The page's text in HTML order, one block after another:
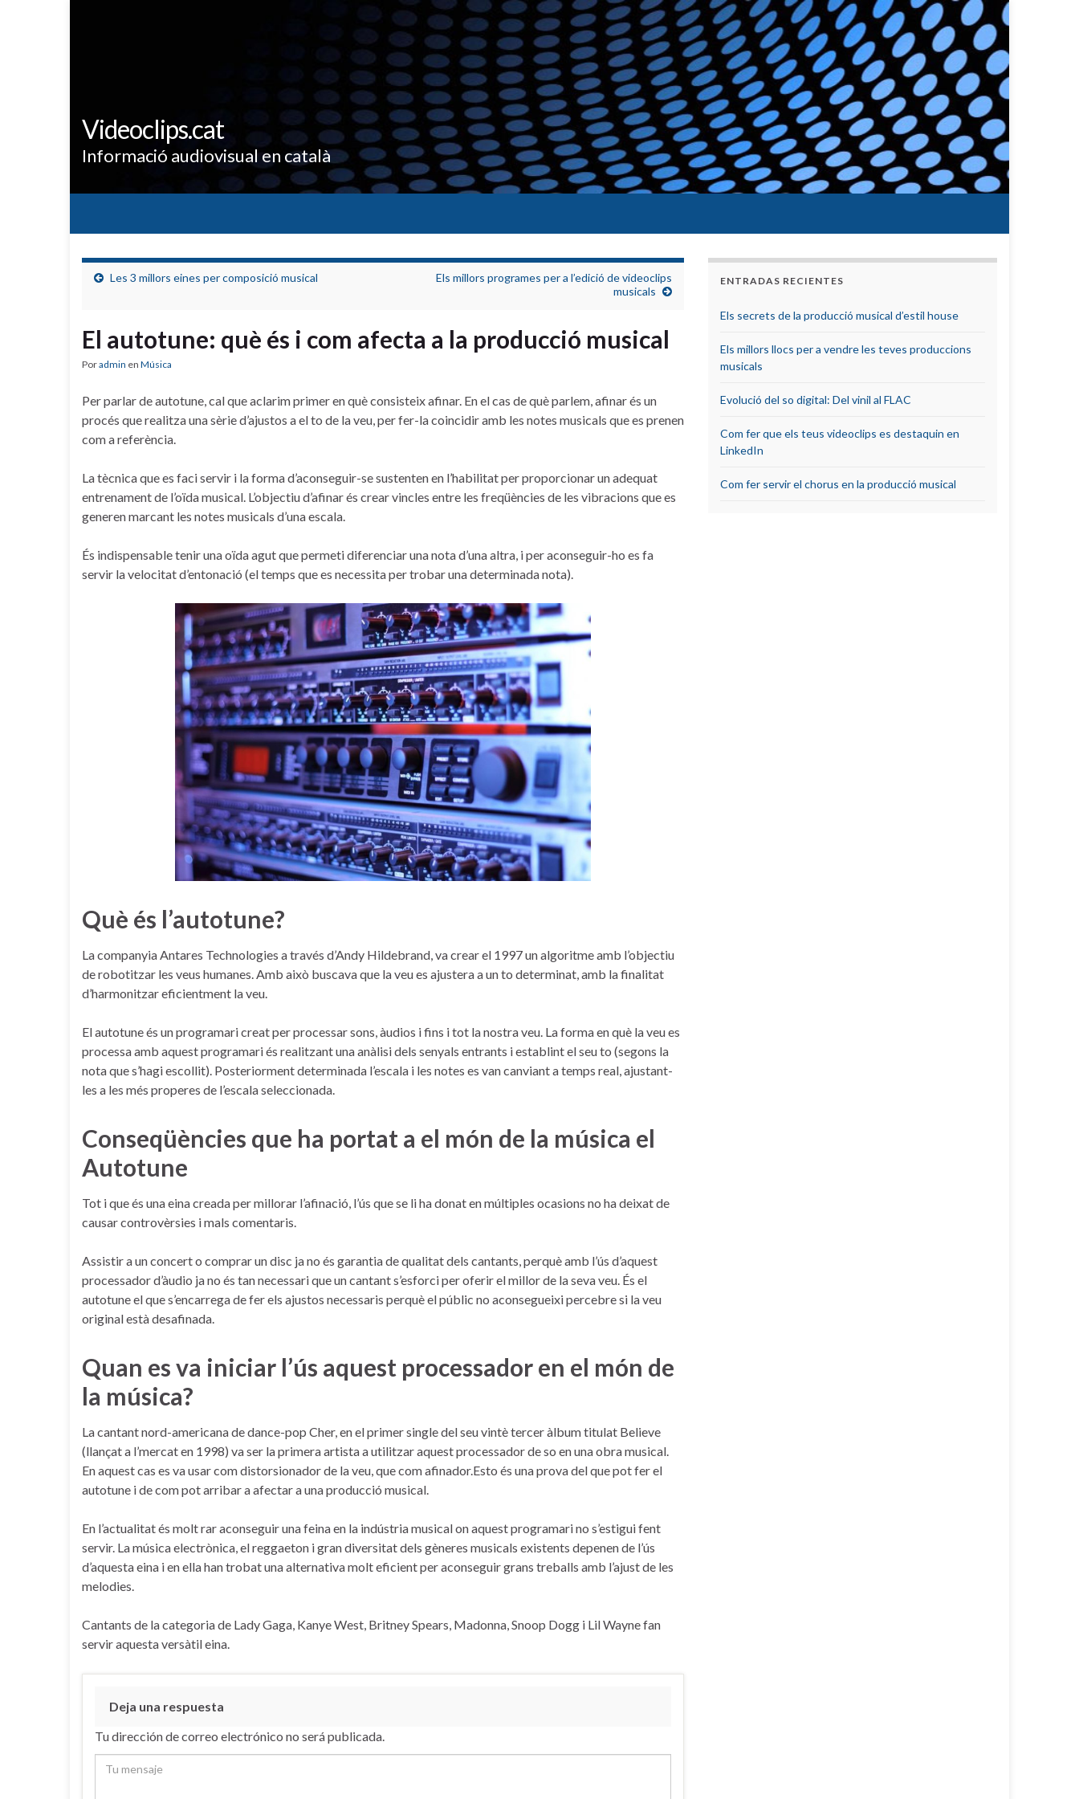
Videoclips.cat
Informació audiovisual en català
Les 3 millors eines per composició musical
Els millors programes per a l’edició de videoclips
musicals
El autotune: què és i com afecta a la producció musical
Poradmin en Música
Per parlar de autotune, cal que aclarim primer en què consisteix afinar. En el cas de què parlem, afinar és un
procés que realitza una sèrie d’ajustos a el to de la veu, per fer-la coincidir amb les notes musicals que es prenen
com a referència.
La tècnica que es faci servir i la forma d’aconseguir-se sustenten en l’habilitat per proporcionar un adequat
entrenament de l’oïda musical. L’objectiu d’afinar és crear vincles entre les freqüències de les vibracions que es
generen marcant les notes musicals d’una escala.
És indispensable tenir una oïda agut que permeti diferenciar una nota d’una altra, i per aconseguir-ho es fa
servir la velocitat d’entonació (el temps que es necessita per trobar una determinada nota).
Què és l’autotune?
La companyia Antares Technologies a través d’Andy Hildebrand, va crear el 1997 un algoritme amb l’objectiu
de robotitzar les veus humanes. Amb això buscava que la veu es ajustera a un to determinat, amb la finalitat
d’harmonitzar eficientment la veu.
El autotune és un programari creat per processar sons, àudios i fins i tot la nostra veu. La forma en què la veu es
processa amb aquest programari és realitzant una anàlisi dels senyals entrants i establint el seu to (segons la
nota que s’hagi escollit). Posteriorment determinada l’escala i les notes es van canviant a temps real, ajustant-
les a les més properes de l’escala seleccionada.
Conseqüències que ha portat a el món de la música el
Autotune
Tot i que és una eina creada per millorar l’afinació, l’ús que se li ha donat en múltiples ocasions no ha deixat de
causar controvèrsies i mals comentaris.
Assistir a un concert o comprar un disc ja no és garantia de qualitat dels cantants, perquè amb l’ús d’aquest
processador d’àudio ja no és tan necessari que un cantant s’esforci per oferir el millor de la seva veu. És el
autotune el que s’encarrega de fer els ajustos necessaris perquè el públic no aconsegueixi percebre si la veu
original està desafinada.
Quan es va iniciar l’ús aquest processador en el món de
la música?
La cantant nord-americana de dance-pop Cher, en el primer single del seu vintè tercer àlbum titulat Believe
(llançat a l’mercat en 1998) va ser la primera artista a utilitzar aquest processador de so en una obra musical.
En aquest cas es va usar com distorsionador de la veu, que com afinador.Esto és una prova del que pot fer el
autotune i de com pot arribar a afectar a una producció musical.
En l’actualitat és molt rar aconseguir una feina en la indústria musical on aquest programari no s’estigui fent
servir. La música electrònica, el reggaeton i gran diversitat dels gèneres musicals existents depenen de l’ús
d’aquesta eina i en ella han trobat una alternativa molt eficient per aconseguir grans treballs amb l’ajust de les
melodies.
Cantants de la categoria de Lady Gaga, Kanye West, Britney Spears, Madonna, Snoop Dogg i Lil Wayne fan
servir aquesta versàtil eina.
Deja una respuesta
Tu dirección de correo electrónico no será publicada.
ENTRADAS RECIENTES
Els secrets de la producció musical d’estil house
Els millors llocs per a vendre les teves produccions
musicals
Evolució del so digital: Del vinil al FLAC
Com fer que els teus videoclips es destaquin en
LinkedIn
Com fer servir el chorus en la producció musical